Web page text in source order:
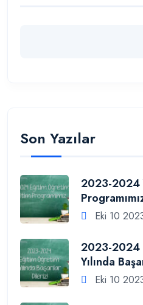
Son Yazılar
2023-2024
Eki 10
2023-2024
Yılında
Eki 10